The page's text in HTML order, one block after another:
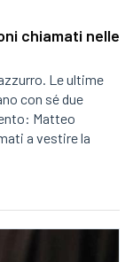
chiamati nelle
Le ultime
con sé due
Matteo
a vestire la